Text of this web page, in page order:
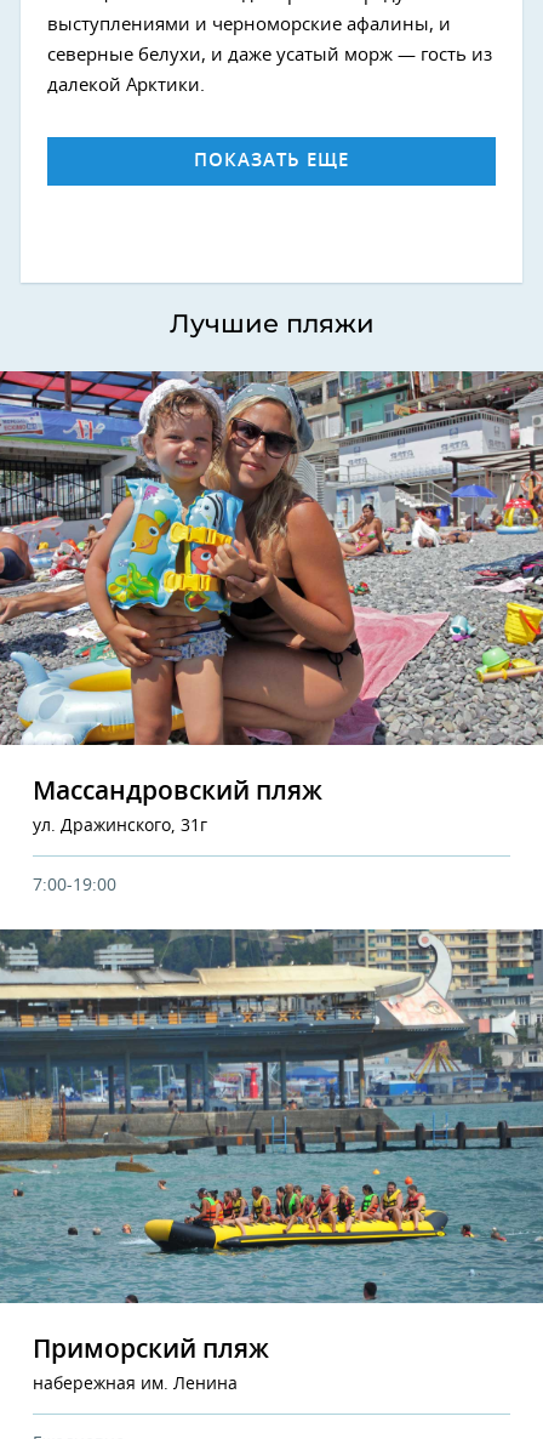
выступлениями и черноморские афалины, и
северные белухи, и даже усатый морж — гость из
далекой Арктики.
ПОКАЗАТЬ ЕЩЕ
Лучшие пляжи
Массандровский пляж
ул. Дражинского, 31г
7:00-19:00
Приморский пляж
набережная им. Ленина